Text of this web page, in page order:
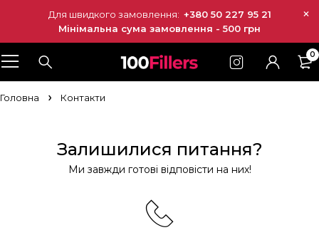
Для швидкого замовлення: +380 50 227 95 21
Мінімальна сума замовлення - 500 грн
0
Головна Контакти
Залишилися питання?
Ми завжди готові відповісти на них!